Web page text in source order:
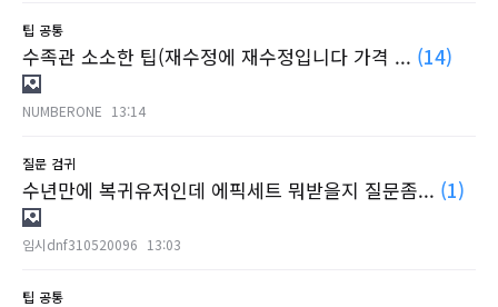
팁 공통
수족관 소소한 팁(재수정에 재수정입니다 가격 ... (14)
NUMBERONE 13:14
질문 검귀
수년만에 복귀유저인데 에픽세트 뭐받을지 질문좀... (1)
임시dnf310520096 13:03
팁 공통